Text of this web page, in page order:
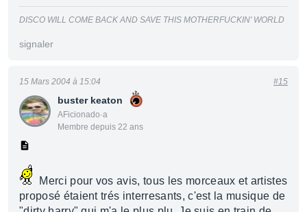
DISCO WILL COME BACK AND SAVE THIS MOTHERFUCKIN' WORLD
signaler
buster keaton
AFicionado·a
Membre depuis 22 ans
15 Mars 2004 à 15:04 #15
Merci pour vos avis, tous les morceaux et artistes
proposé étaient trés interresants, c'est la musique de